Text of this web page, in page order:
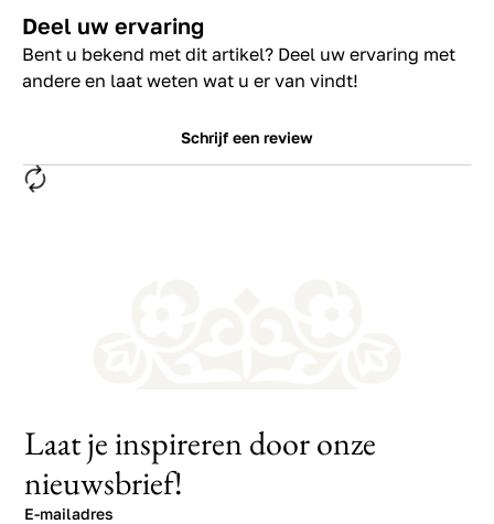
Deel uw ervaring
Bent u bekend met dit artikel? Deel uw ervaring met
andere en laat weten wat u er van vindt!
Schrijf een review
Laat je inspireren door onze
nieuwsbrief!
E-mailadres